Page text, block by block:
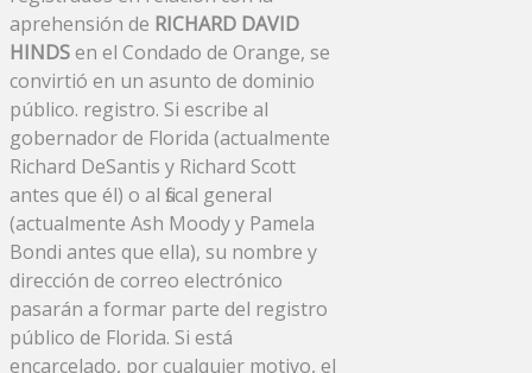
aprehensión de RICHARD DAVID
HINDSen el Condado de Orange, se
convirtió en un asunto de dominio
público. registro. Si escribe al
gobernador de Florida (actualmente
Richard DeSantis y Richard Scott
antes que él) o al fiscal general
(actualmente Ash Moody y Pamela
Bondi antes que ella), su nombre y
dirección de correo electrónico
pasarán a formar parte del registro
público de Florida. Si está
encarcelado, por cualquier motivo, el